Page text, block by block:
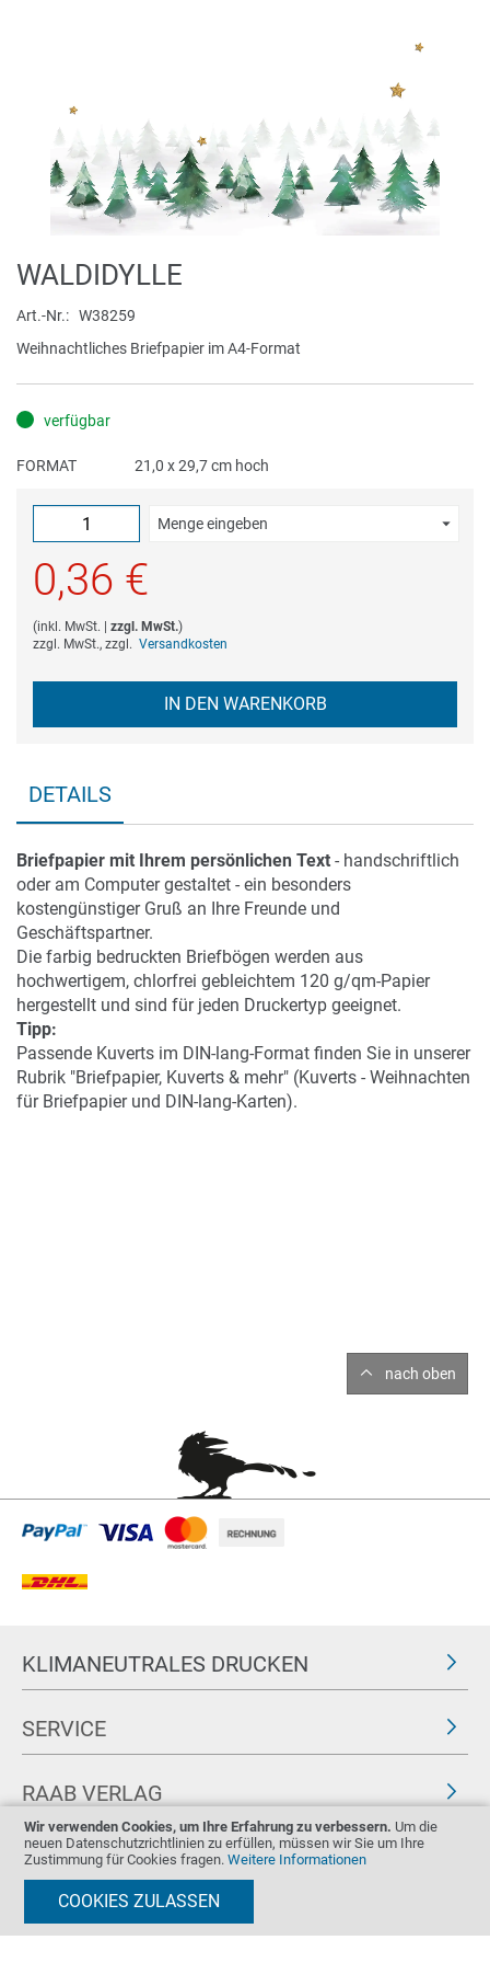
Wir verwenden Cookies, um Ihre Erfahrung zu verbessern. Um die
neuen Datenschutzrichtlinien zu erfüllen, müssen wir Sie um Ihre
Zustimmung für Cookies fragen. Weitere Informationen
COOKIES ZULASSEN
Zum
Anfang
der
Bildergalerie
WALDIDYLLE
Art.-Nr.
W38259
Weihnachtliches Briefpapier im A4-Format
verfügbar
FORMAT 21,0 x 29,7 cm hoch
Menge eingeben
0,36 €
(inkl. MwSt. zzgl. MwSt.)
zzgl. MwSt., zzgl. Versandkosten
IN DEN WARENKORB
DETAILS
Briefpapier mit Ihrem persönlichen Text - handschriftlich
oder am Computer gestaltet - ein besonders
kostengünstiger Gruß an Ihre Freunde und
Geschäftspartner.
Die farbig bedruckten Briefbögen werden aus
hochwertigem, chlorfrei gebleichtem 120 g/qm-Papier
hergestellt und sind für jeden Druckertyp geeignet.
Tipp:
Passende Kuverts im DIN-lang-Format finden Sie in unserer
Rubrik "Briefpapier, Kuverts & mehr" (Kuverts - Weihnachten
für Briefpapier und DIN-lang-Karten).
nach oben
KLIMANEUTRALES DRUCKEN
SERVICE
RAAB VERLAG
FOLGEN SIE UNS ZERTIFIKATE